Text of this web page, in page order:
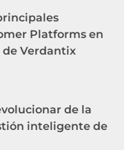
Platforms en
Verdantix
de la
inteligente de